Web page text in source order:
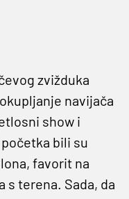
zvižduka
navijača
show i
bili su
favorit na
s terena. Sada, da